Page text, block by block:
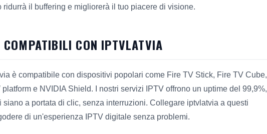
il buffering e migliorerà il tuo piacere di visione.
CON IPTVLATVIA
è compatibile con dispositivi popolari come Fire TV Stick, Fire TV Cube,
e NVIDIA Shield. I nostri servizi IPTV offrono un uptime del 99,9%,
a portata di clic, senza interruzioni. Collegare iptvlatvia a questi
di un'esperienza IPTV digitale senza problemi.